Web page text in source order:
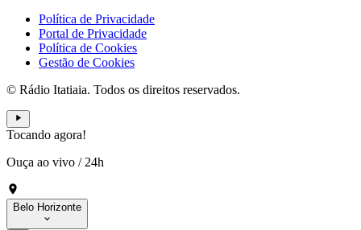
Política de Privacidade
Portal de Privacidade
Política de Cookies
Gestão de Cookies
© Rádio Itatiaia. Todos os direitos reservados.
Tocando agora!
Ouça ao vivo / 24h
Belo Horizonte